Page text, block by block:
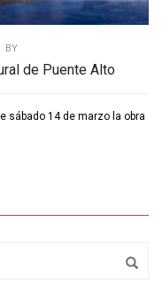
BY
de Puente Alto
sábado 14 de marzo la obra